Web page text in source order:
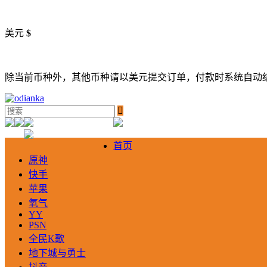
美元 $
除当前币种外，其他币种请以美元提交订单，付款时系统自动

首页
原神
快手
苹果
氧气
YY
PSN
全民K歌
地下城与勇士